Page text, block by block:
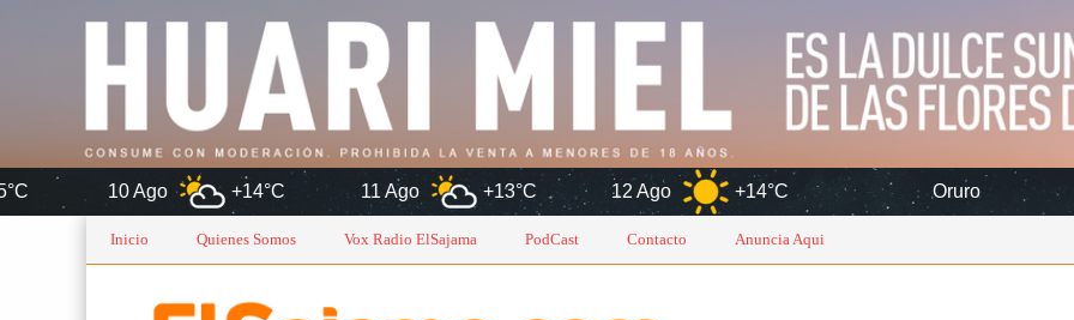
+14°C 11 Ago +13°C 12 Ago +14°C Oruro 6 Ago
Inicio Quienes Somos Vox Radio ElSajama PodCast Contacto Anuncia Aqui